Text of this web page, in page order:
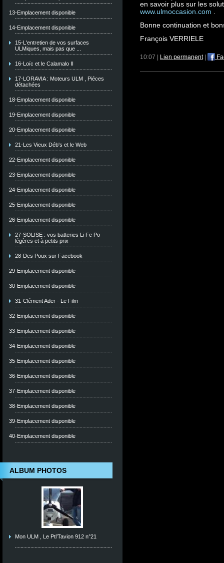
13-Emplacement disponible
14-Emplacement disponible
15-L'entretien de vos surfaces
ULMiques, mais pas que ...
16-Loïc et le Calamalo II
17-LORAVIA : Moteurs ULM , Piéces
détachées
18-Emplacement disponible
19-Emplacement disponible
20-Emplacement disponible
21-Les Vieux Déb's et le Web
22-Emplacement disponible
23-Emplacement disponible
24-Emplacement disponible
25-Emplacement disponible
26-Emplacement disponible
27-SOLISE : vos batteries Li Fe Po
légères et à petits prix
28-Des Poux sur Facebook
29-Emplacement disponible
30-Emplacement disponible
31-Clément Ader - Le Film
32-Emplacement disponible
33-Emplacement disponible
34-Emplacement disponible
35-Emplacement disponible
36-Emplacement disponible
37-Emplacement disponible
38-Emplacement disponible
39-Emplacement disponible
40-Emplacement disponible
ALBUM PHOTOS
Mon ULM , Le Pti'Tavion 912 n°21
en savoir plus sur les
www.ulmoccasion.com
Bonne continuation et
François VERRIELE
10:07 | Lien permanent|